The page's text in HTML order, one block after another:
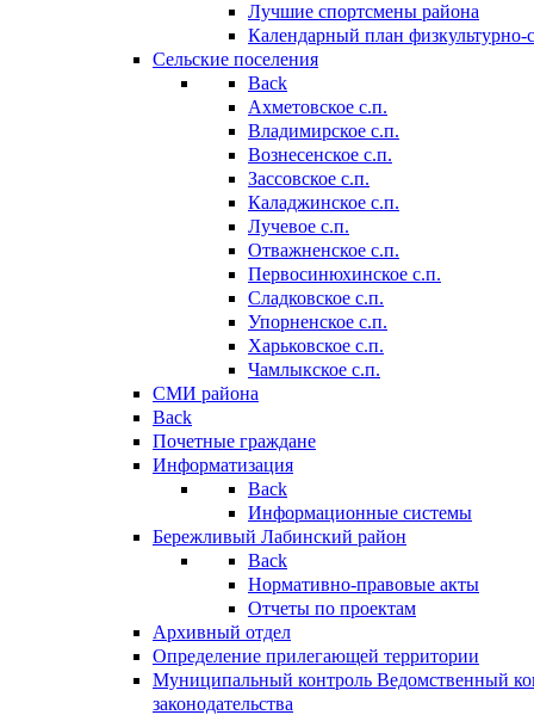
Лучшие спортсмены района
Календарный план
Сельские поселения
Back
Ахметовское с.п.
Владимирское с.п.
Вознесенское с.п.
Зассовское с.п.
Каладжинское с.п.
Лучевое с.п.
Отважненское с.п.
Первосинюхинское с.п.
Сладковское с.п.
Упорненское с.п.
Харьковское с.п.
Чамлыкское с.п.
СМИ района
Back
Почетные граждане
Информатизация
Back
Информационные системы
Бережливый Лабинский район
Back
Нормативно-правовые акты
Отчеты по проектам
Архивный отдел
Определение прилегающей территории
Муниципальный контроль Ведомственный
законодательства